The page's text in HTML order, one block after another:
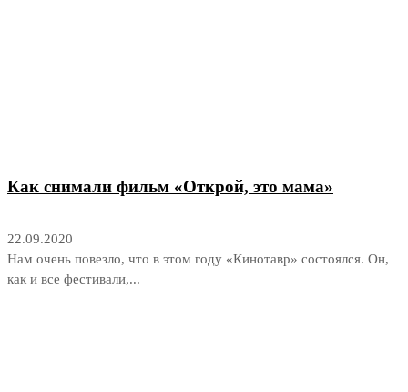
Как снимали фильм «Открой, это мама»
22.09.2020
Нам очень повезло, что в этом году «Кинотавр» состоялся. Он,
как и все фестивали,...